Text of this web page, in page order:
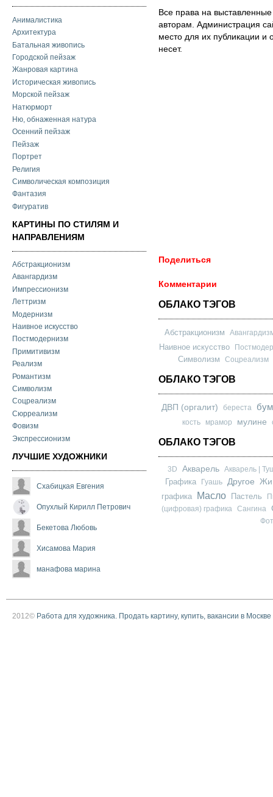
Анималистика
Архитектура
Батальная живопись
Городской пейзаж
Жанровая картина
Историческая живопись
Морской пейзаж
Натюрморт
Ню, обнаженная натура
Осенний пейзаж
Пейзаж
Портрет
Религия
Символическая композиция
Фантазия
Фигуратив
КАРТИНЫ ПО СТИЛЯМ И
НАПРАВЛЕНИЯМ
Абстракционизм
Авангардизм
Импрессионизм
Леттризм
Модернизм
Наивное искусство
Постмодернизм
Примитивизм
Реализм
Романтизм
Символизм
Соцреализм
Сюрреализм
Фовизм
Экспрессионизм
ЛУЧШИЕ ХУДОЖНИКИ
Схабицкая Евгения
Опухлый Кирилл Петрович
Бекетова Любовь
Хисамова Мария
манафова марина
Все права на
авторам. Администрация
место для их публикации и
несет.
Поделиться
Комментарии
ОБЛАКО ТЭГОВ
Абстракционизм
Наивное искусство
Символизм Соцреализм
ОБЛАКО ТЭГОВ
ДВП (оргалит) береста
кость мрамор мулине
ОБЛАКО ТЭГОВ
3D Акварель Акварель |
Графика Гуашь Другое
графика
Масло Пастель
(цифровая) графика Сангина
2012© Работа для художника. Продать картину, купить, вакансии в Москве